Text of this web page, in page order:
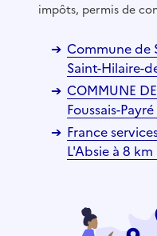
impôts, permis de
Commune de
Saint-Hilaire-
COMMUNE
Foussais-
France
L'Absie à 8 km